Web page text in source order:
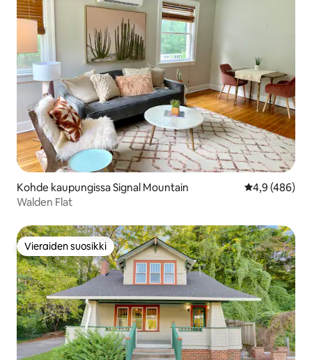
Kohde kaupungissa Signal Mountain
4,9 (486)
Walden Flat
Vieraiden suosikki
Vieraiden suosikki